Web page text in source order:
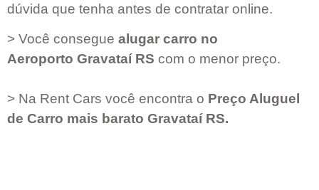
dúvida que tenha antes de contratar online.
> Você consegue alugar carro no
Aeroporto Gravataí RS com o menor preço.
> Na Rent Cars você encontra o Preço Aluguel
de Carro mais barato Gravataí RS.